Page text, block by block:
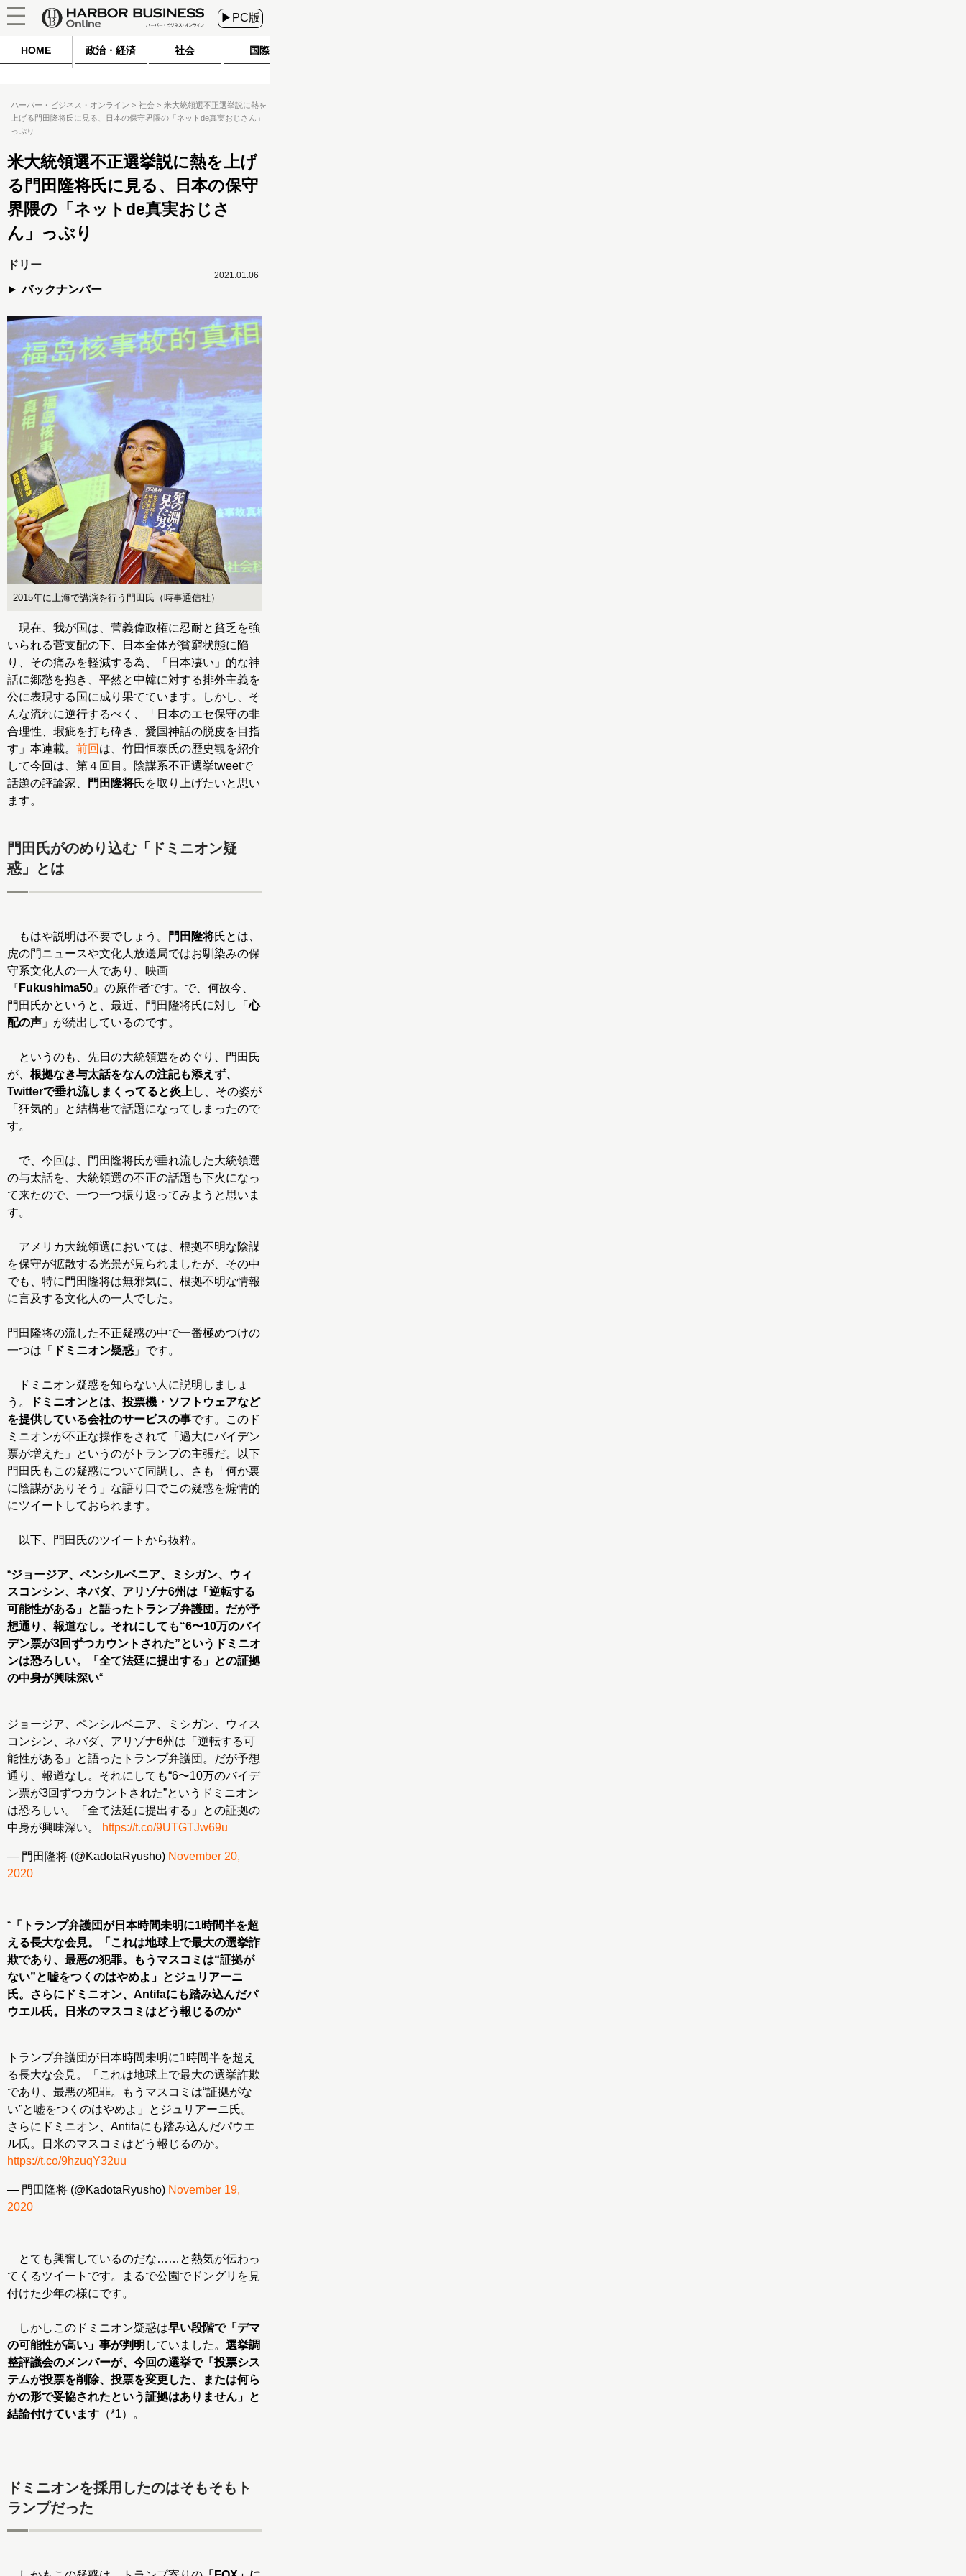
▶PC版
HOME 政治・経済 社会 国際
ハーバー・ビジネス・オンライン 社会
米大統領選不正選挙説に熱を
上げる門田隆将氏に見る、日本の保守界隈の「ネットde真実おじさん」
っぷり
米大統領選不正選挙説に熱を上げ
る門田隆将氏に見る、日本の保守
界隈の「ネットde真実おじさ
ん」っぷり
ドリー
バックナンバー
2021.01.06
2015年に上海で講演を行う門田氏（時事通信社）
現在、我が国は、菅義偉政権に忍耐と貧乏を強
いられる菅支配の下、日本全体が貧窮状態に陥
り、その痛みを軽減する為、「日本凄い」的な神
話に郷愁を抱き、平然と中韓に対する排外主義を
公に表現する国に成り果てています。しかし、そ
んな流れに逆行するべく、「日本のエセ保守の非
合理性、瑕疵を打ち砕き、愛国神話の脱皮を目指
す」本連載。 前回 は、竹田恒泰氏の歴史観を紹介
して今回は、第４回目。陰謀系不正選挙tweetで
話題の評論家、
門田隆将氏を取り上げたいと思い
ます。
門田氏がのめり込む「ドミニオン疑
惑」とは
もはや説明は不要でしょう。 門田隆将氏とは、
虎の門ニュースや文化人放送局ではお馴染みの保
守系文化人の一人であり、映画
『 Fukushima50 』の原作者です。で、何故今、
門田氏かというと、最近、門田隆将氏に対し「心
配の声 」が続出しているのです。
というのも、先日の大統領選をめぐり、門田氏
が、 根拠なき与太話をなんの注記も添えず、
Twitterで垂れ流しまくってると炎上 し、その姿が
「狂気的」と結構巷で話題になってしまったので
す。
で、今回は、門田隆将氏が垂れ流した大統領選
の与太話を、大統領選の不正の話題も下火になっ
て来たので、一つ一つ振り返ってみようと思いま
す。
アメリカ大統領選においては、根拠不明な陰謀
を保守が拡散する光景が見られましたが、その中
でも、特に門田隆将は無邪気に、根拠不明な情報
に言及する文化人の一人でした。
門田隆将の流した不正疑惑の中で一番極めつけの
一つは「
ドミニオン疑惑 」です。
ドミニオン疑惑を知らない人に説明しましょ
う。
ドミニオンとは、投票機・ソフトウェアなど
を提供している会社のサービスの事です。このド
ミニオンが不正な操作をされて「過大にバイデン
票が増えた」というのがトランプの主張だ。以下
門田氏もこの疑惑について同調し、さも「何か裏
に陰謀がありそう」な語り口でこの疑惑を煽情的
にツイートしておられます。
以下、門田氏のツイートから抜粋。
“ジョージア、ペンシルベニア、ミシガン、ウィ
スコンシン、ネバダ、アリゾナ6州は「逆転する
可能性がある」と語ったトランプ弁護団。だが予
想通り、報道なし。それにしても“6〜10万のバイ
デン票が3回ずつカウントされた”というドミニオ
ンは恐ろしい。「全て法廷に提出する」との証拠
の中身が興味深い“
ジョージア、ペンシルベニア、ミシガン、ウィス
コンシン、ネバダ、アリゾナ6州は「逆転する可
能性がある」と語ったトランプ弁護団。だが予想
通り、報道なし。それにしても“6〜10万のバイデ
ン票が3回ずつカウントされた”というドミニオン
は恐ろしい。「全て法廷に提出する」との証拠の
中身が興味深い。
https://t.co/9UTGTJw69u
— 門田隆将 (@KadotaRyusho) November 20,
2020
“ 「トランプ弁護団が日本時間未明に1時間半を超
える長大な会見。「これは地球上で最大の選挙詐
欺であり、最悪の犯罪。もうマスコミは“証拠が
ない”と嘘をつくのはやめよ」とジュリアーニ
氏。さらにドミニオン、Antifaにも踏み込んだパ
ウエル氏。日米のマスコミはどう報じるのか“
トランプ弁護団が日本時間未明に1時間半を超え
る長大な会見。「これは地球上で最大の選挙詐欺
であり、最悪の犯罪。もうマスコミは“証拠がな
い”と嘘をつくのはやめよ」とジュリアーニ氏。
さらにドミニオン、Antifaにも踏み込んだパウエ
ル氏。日米のマスコミはどう報じるのか。
https://t.co/9hzuqY32uu
— 門田隆将 (@KadotaRyusho) November 19,
2020
とても興奮しているのだな……と熱気が伝わっ
てくるツイートです。まるで公園でドングリを見
付けた少年の様にです。
しかしこのドミニオン疑惑は早い段階で「デマ
の可能性が高い」事が判明 していました。 選挙調
整評議会のメンバーが、今回の選挙で「投票シス
テムが投票を削除、投票を変更した、または何ら
かの形で妥協されたという証拠はありません」と
結論付けています （*1）。
ドミニオンを採用したのはそもそもト
ランプだった